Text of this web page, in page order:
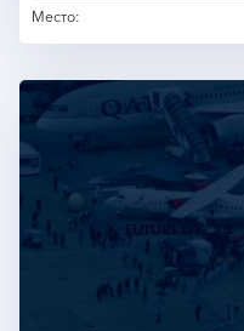
Место: